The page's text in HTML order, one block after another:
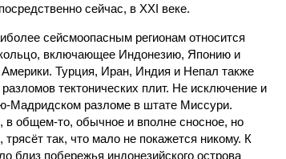
сейчас, в XXI веке.
сейсмоопасным регионам относится
кольцо, включающее Индонезию, Японию и
Турция, Иран, Индия и Непал также
тектонических плит. Не исключение и
Мадридском разломе в штате Миссури.
общем-то, обычное и вполне сносное, но
так, что мало не покажется никому. К
близ побережья индонезийского острова